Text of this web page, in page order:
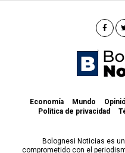
Economía Mundo
Política de privacidad
Bolognesi Noticias es
comprometido con el